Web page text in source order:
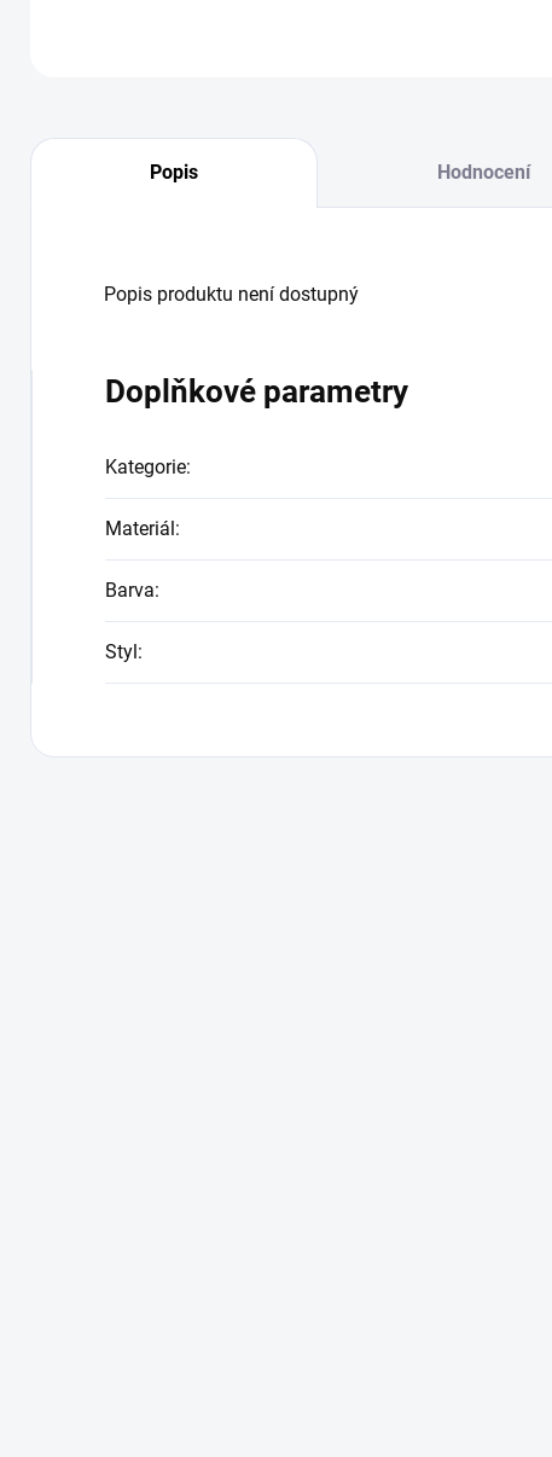
Popis Hodnocení
Popis produktu není dostupný
Doplňkové parametry
Kategorie:
Materiál :
Barva:
Styl :